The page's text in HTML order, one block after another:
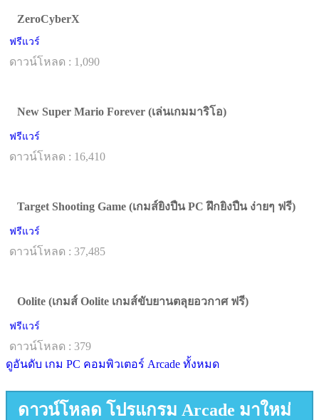
ZeroCyberX
ฟรีแวร์
ดาวน์โหลด : 1,090
New Super Mario Forever (เล่นเกมมาริโอ)
ฟรีแวร์
ดาวน์โหลด : 16,410
Target Shooting Game (เกมส์ยิงปืน PC ฝึกยิงปืน ง่ายๆ ฟรี)
ฟรีแวร์
ดาวน์โหลด : 37,485
Oolite (เกมส์ Oolite เกมส์ขับยานตลุยอวกาศ ฟรี)
ฟรีแวร์
ดาวน์โหลด : 379
ดูอันดับ เกม PC คอมพิวเตอร์ Arcade ทั้งหมด
ดาวน์โหลด โปรแกรม Arcade มาใหม่